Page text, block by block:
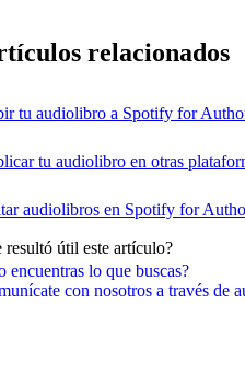
encuentras lo que buscas?
con nosotros a través de
relacionados
tu audiolibro a Spotify for
tu audiolibro en otras
audiolibros en Spotify for
resultó útil este artículo?